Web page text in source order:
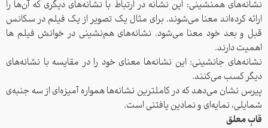
نشانه‌های همنشینی: این نشانه در ارتباط با نشانه‌های دیگری که آن‌‌ها را
ارائه کرده‌اند معنا می‌شوند. برای مثال یک تصویر از یک فیلم در سکانس
قبل و بعد خود معنا می‌شود. نشانه‌های هم‌نشینی در خوانش فیلم ها
اهمیت دارند.
نشانه‌های جانشینی: این نشانه‌ها معنای خود را در مقایسه با نشانه‌های
دیگر کسب می‌کنند.
پیرس نشان می‌دهد که در کاملترین نشانه‌ها همواره آمیزه‌ای از سه جنبه‌ی
شمایلی، نمایه‌ای و نمادین یافتنی است.
قابِ معلق